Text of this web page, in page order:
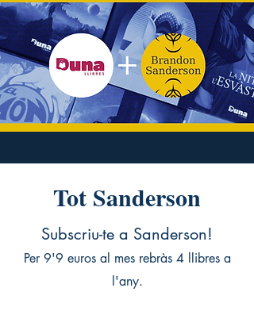
Tot Sanderson
Subscriu-te a Sanderson!
Per 9'9 euros al mes rebràs 4 llibres a
l'any.